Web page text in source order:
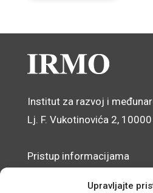
Upravljajte
Institut za razvoj i
Lj. F. Vukotinovića 2,
Pristup informacijama